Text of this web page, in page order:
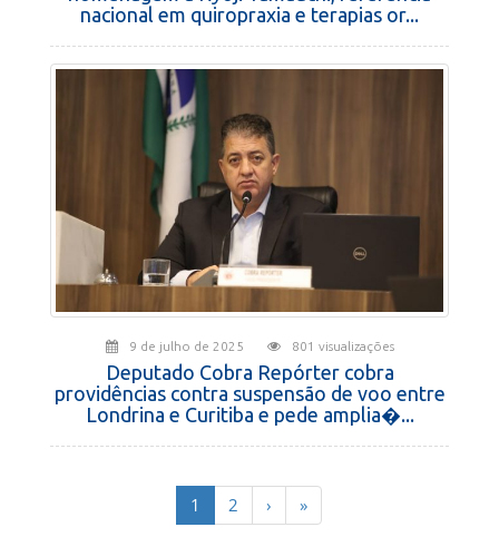
nacional em quiropraxia e terapias or...
9 de julho de 2025 801 visualizações
Deputado Cobra Repórter cobra
providências contra suspensão de voo entre
Londrina e Curitiba e pede amplia�...
1 (current)
2 › »